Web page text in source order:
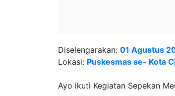
Diselengarakan: 01 Agustus
Lokasi: Puskesmas se- Kota
Ayo ikuti Kegiatan Sepekan